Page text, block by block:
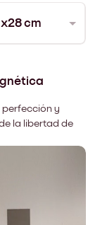
cm
perfección y
la libertad de